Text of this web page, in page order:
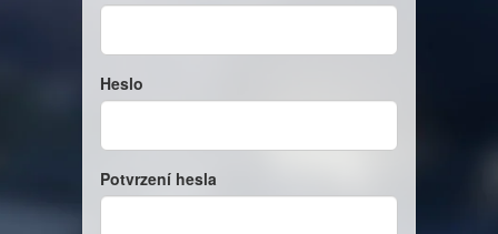
Heslo
Potvrzení hesla